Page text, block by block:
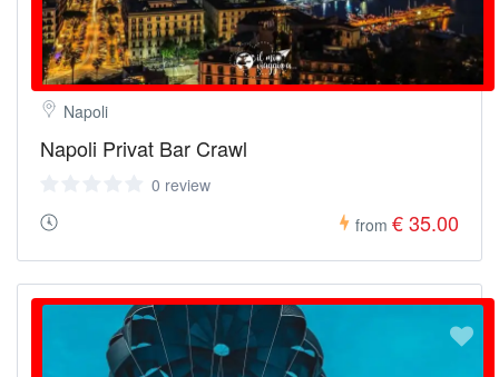
Napoli
Napoli Privat Bar Crawl
0 review
from € 35.00